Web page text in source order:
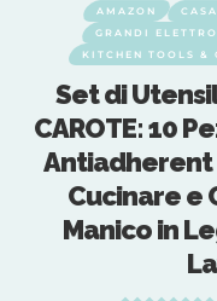
AMAZON
GRANDI
KITCHEN TOOLS &
Set di
CAROTE: 10
Antiadherent
Cucinare e
Manico in